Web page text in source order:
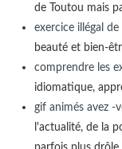
de Toutou mais
exercice illégal
beauté et bien-
comprendre les
idiomatique,
gif animés avez -
l'actualité, de la